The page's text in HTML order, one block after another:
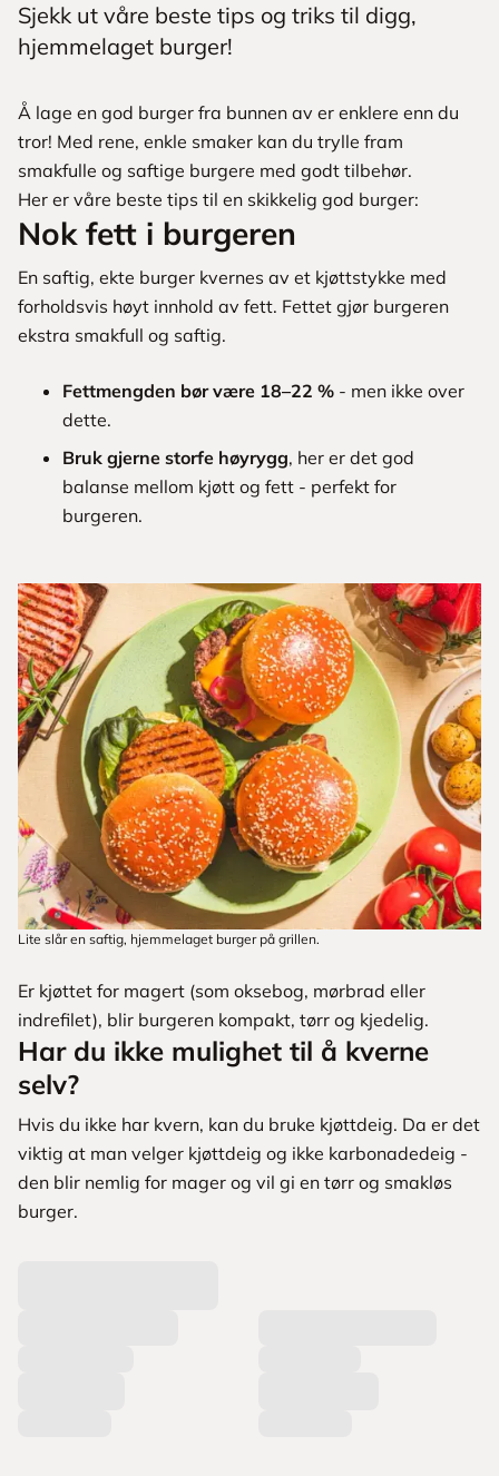
Sjekk ut våre beste tips og triks til digg,
hjemmelaget burger!
Å lage en god burger fra bunnen av er enklere enn du
tror! Med rene, enkle smaker kan du trylle fram
smakfulle og saftige burgere med godt tilbehør.
Her er våre beste tips til en skikkelig god burger:
Nok fett i burgeren
En saftig, ekte burger kvernes av et kjøttstykke med
forholdsvis høyt innhold av fett. Fettet gjør burgeren
ekstra smakfull og saftig.
Fettmengden bør være 18–22 % - men ikke over
dette.
Bruk gjerne storfe høyrygg, her er det god
balanse mellom kjøtt og fett - perfekt for
burgeren.
Lite slår en saftig, hjemmelaget burger på grillen.
Er kjøttet for magert (som oksebog, mørbrad eller
indrefilet), blir burgeren kompakt, tørr og kjedelig.
Har du ikke mulighet til å kverne
selv?
Hvis du ikke har kvern, kan du bruke kjøttdeig. Da er det
viktig at man velger kjøttdeig og ikke karbonadedeig -
den blir nemlig for mager og vil gi en tørr og smakløs
burger.